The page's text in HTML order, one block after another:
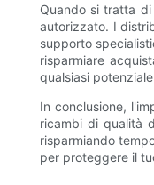
Quando si tratta
autorizzato. I
supporto
risparmiare
qualsiasi
In conclusione,
ricambi di qualità
risparmiando
per proteggere il